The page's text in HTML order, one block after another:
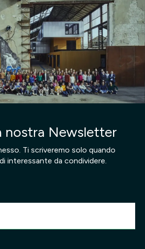
nostra Newsletter
Ti scriveremo solo quando
interessante da condividere.